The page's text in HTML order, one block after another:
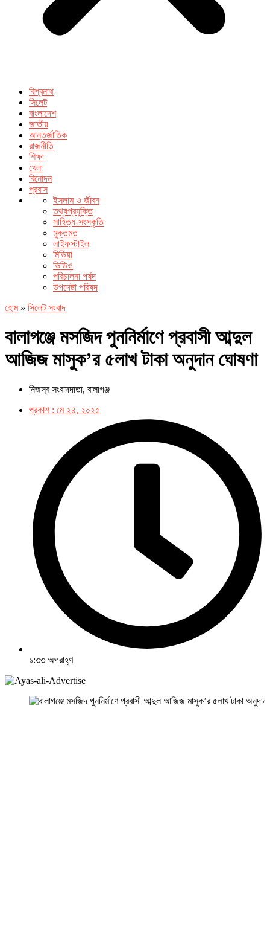
বিশ্বনাথ
সিলেট
বাংলাদেশ
জাতীয়
আন্তর্জাতিক
রাজনীতি
শিক্ষা
খেলা
বিনোদন
প্রবাস
ইসলাম ও জীবন
তথ্যপ্রযুক্তি
সাহিত্য-সংস্কৃতি
মুক্তমত
লাইফস্টাইল
মিডিয়া
ভিডিও
পরিচালনা পর্ষদ
উপদেষ্টা পরিষদ
হোম» সিলেট সংবাদ
বালাগঞ্জে মসজিদ পুননির্মাণে প্রবাসী আব্দুল
আজিজ মাসুক’র ৫লাখ টাকা অনুদান ঘোষণা
নিজস্ব সংবাদদাতা, বালাগঞ্জ
প্রকাশ : মে ২৪, ২০২৫
১:৩৩ অপরাহ্ণ